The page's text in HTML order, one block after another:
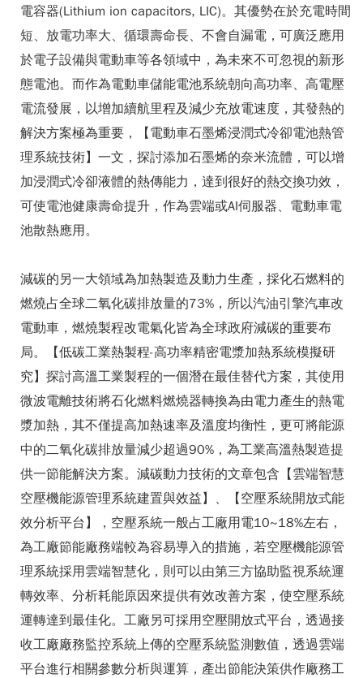
電容器(Lithium ion capacitors, LIC)。其優勢在於充電時間
短、放電功率大、循環壽命長、不會自漏電，可廣泛應用
於電子設備與電動車等各領域中，為未來不可忽視的新形
態電池。而作為電動車儲能電池系統朝向高功率、高電壓
電流發展，以增加續航里程及減少充放電速度，其發熱的
解決方案極為重要，【電動車石墨烯浸潤式冷卻電池熱管
理系統技術】一文，探討添加石墨烯的奈米流體，可以增
加浸潤式冷卻液體的熱傳能力，達到很好的熱交換功效，
可使電池健康壽命提升，作為雲端或AI伺服器、電動車電
池散熱應用。
減碳的另一大領域為加熱製造及動力生產，採化石燃料的
燃燒占全球二氧化碳排放量的73%，所以汽油引擎汽車改
電動車，燃燒製程改電氣化皆為全球政府減碳的重要布
局。【低碳工業熱製程-高功率精密電漿加熱系統模擬研
究】探討高溫工業製程的一個潛在最佳替代方案，其使用
微波電離技術將石化燃料燃燒器轉換為由電力產生的熱電
漿加熱，其不僅提高加熱速率及溫度均衡性，更可將能源
中的二氧化碳排放量減少超過90%，為工業高溫熱製造提
供一節能解決方案。減碳動力技術的文章包含【雲端智慧
空壓機能源管理系統建置與效益】、【空壓系統開放式能
效分析平台】，空壓系統一般占工廠用電10~18%左右，
為工廠節能廠務端較為容易導入的措施，若空壓機能源管
理系統採用雲端智慧化，則可以由第三方協助監視系統運
轉效率、分析耗能原因來提供有效改善方案，使空壓系統
運轉達到最佳化。工廠另可採用空壓開放式平台，透過接
收工廠廠務監控系統上傳的空壓系統監測數值，透過雲端
平台進行相關參數分析與運算，產出節能決策供作廠務工